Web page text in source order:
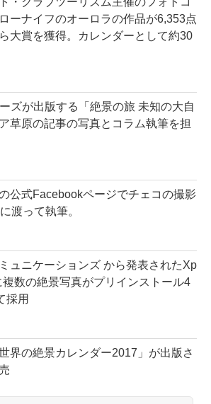
ーナイフのオーロラの作品が6,353点
大賞を獲得。カレンダーとして約30
ズが出版する「絶景の旅 未知の大自
草原の記事の写真とコラム執筆を担
公式Facebookページでチェコの撮影
渡って執筆。
ュニケーションズ から発表されたXp
数の絶景写真がプリインストール4
採用
界の絶景カレンダー2017」が出版さ